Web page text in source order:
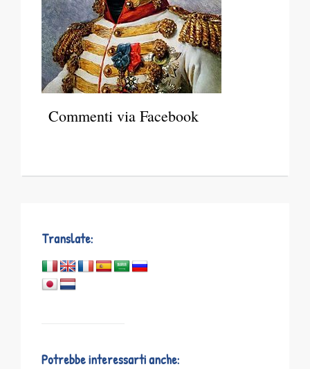
Commenti via Facebook
Translate:
Potrebbe interessarti anche: